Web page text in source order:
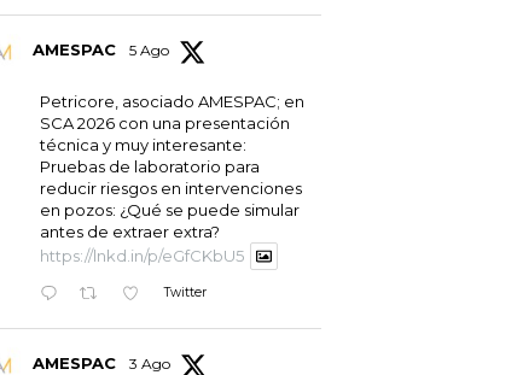
AMESPAC 5 Ago
Petricore, asociado AMESPAC; en
SCA 2026 con una presentación
técnica y muy interesante:
Pruebas de laboratorio para
reducir riesgos en intervenciones
en pozos: ¿Qué se puede simular
antes de extraer extra?
https://lnkd.in/p/eGfCKbU5
Twitter
AMESPAC 3 Ago